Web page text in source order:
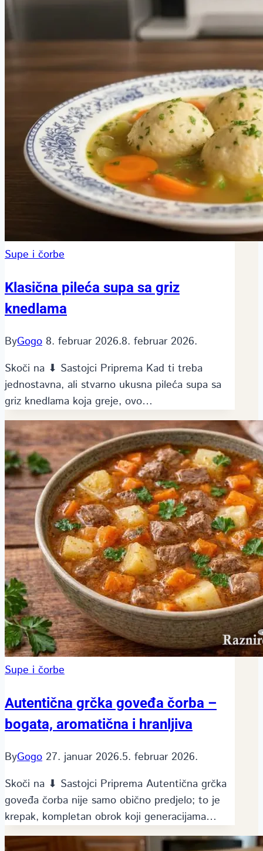
Supe i čorbe
Klasična pileća supa sa griz
knedlama
ByGogo 8. februar 2026.8. februar 2026.
Skoči na ⬇ Sastojci Priprema Kad ti treba
jednostavna, ali stvarno ukusna pileća supa sa
griz knedlama koja greje, ovo…
Supe i čorbe
Autentična grčka goveđa čorba –
bogata, aromatična i hranljiva
ByGogo 27. januar 2026.5. februar 2026.
Skoči na ⬇ Sastojci Priprema Autentična grčka
goveđa čorba nije samo obično predjelo; to je
krepak, kompletan obrok koji generacijama…